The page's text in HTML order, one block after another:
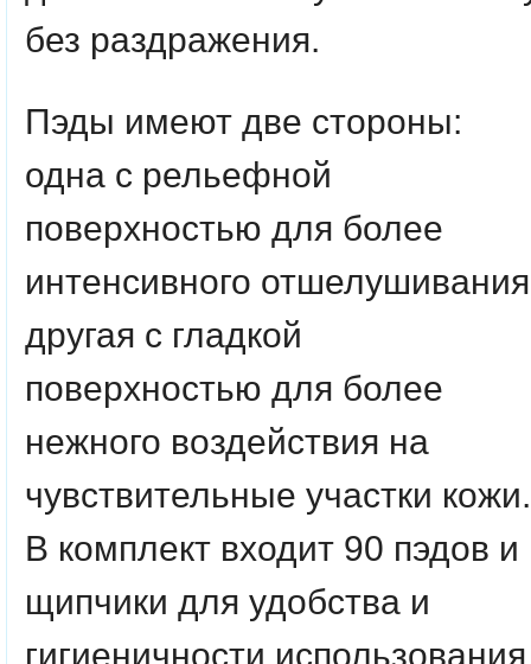
без раздражения.
Пэды имеют две стороны:
одна с рельефной
поверхностью для более
интенсивного
другая с гладкой
поверхностью для более
нежного воздействия на
чувствительные участки кожи.
В комплект входит 90 пэдов и
щипчики для удобства и
гигиеничности